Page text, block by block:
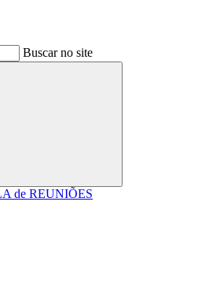
Buscar no site
de REUNIÕES